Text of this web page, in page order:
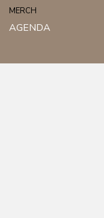
MERCH
AGENDA